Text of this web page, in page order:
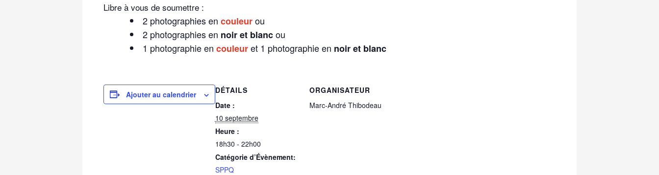
Libre à vous de soumettre :
2 photographies en couleurou
2 photographies en noir et blancou
1 photographie en couleuret 1 photographie en noir et blanc
Ajouter au calendrier
DÉTAILS
Date :
10 septembre
Heure :
18h30 - 22h00
Catégorie d’Évènement:
SPPQ
ORGANISATEUR
Marc-André Thibodeau